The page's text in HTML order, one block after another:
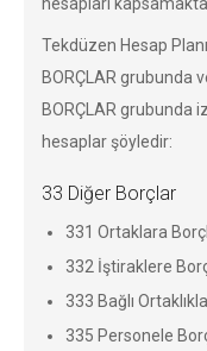
Tekdüzen Hesap
BORÇLAR grubunda
BORÇLAR grubunda
hesaplar şöyledir:
33 Diğer Borçlar
331 Ortaklara
332 İştiraklere
333 Bağlı
335 Personele